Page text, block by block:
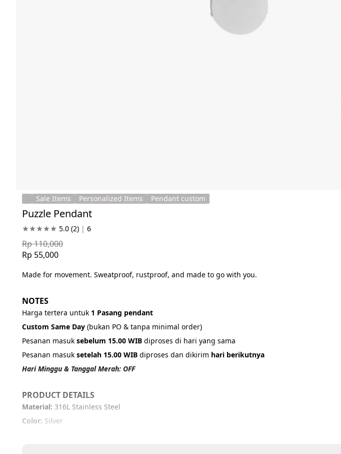
Sale Items Personalized Items Pendant custom
Puzzle Pendant
5.0 (2) | 6
Rp 110,000
Rp 55,000
Made for movement. Sweatproof, rustproof, and made to go with you.
NOTES
Harga tertera untuk 1 Pasang pendant
Custom Same Day (bukan PO & tanpa minimal order)
Pesanan masuk sebelum 15.00 WIB diproses di hari yang sama
Pesanan masuk setelah 15.00 WIB diproses dan dikirim hari berikutnya
Hari Minggu & Tanggal Merah: OFF
PRODUCT DETAILS
Material: 316L Stainless Steel
Color: Silver